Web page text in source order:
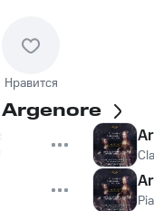
Нравится
Argenore
Roma"
Davila Gerald Thompson